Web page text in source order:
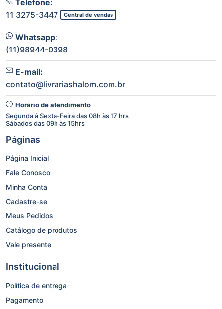
Telefone:
11 3275-3447
Central de vendas
Whatsapp:
(11)98944-0398
E-mail:
contato@livrariashalom.com.br
Horário de atendimento
Segunda à Sexta-Feira das 08h às 17 hrs
Sábados das 09h às 15hrs
Páginas
Página Inicial
Fale Conosco
Minha Conta
Cadastre-se
Meus Pedidos
Catálogo de produtos
Vale presente
Institucional
Política de entrega
Pagamento